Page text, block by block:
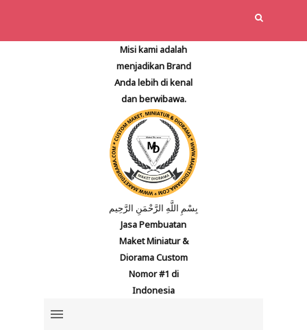
Misi kami adalah
menjadikan Brand
Anda lebih di kenal
dan berwibawa.
بِسْمِ اللَّهِ الرَّحْمَنِ الرَّحِيم
Jasa Pembuatan
Maket Miniatur &
Diorama Custom
Nomor #1 di
Indonesia